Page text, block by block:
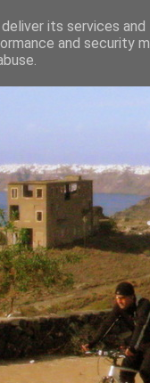
its services
and security